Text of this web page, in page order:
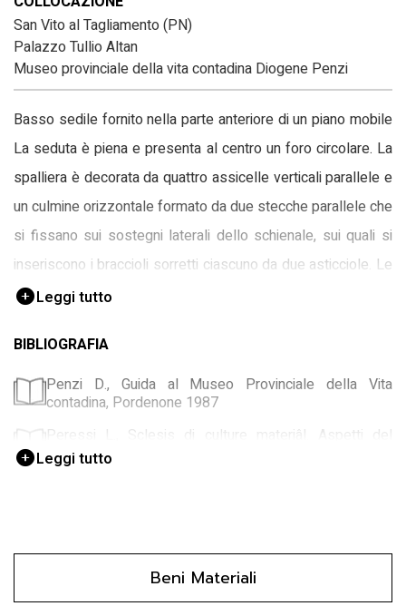
San Vito al Tagliamento (PN)
Palazzo Tullio Altan
Museo provinciale della vita contadina Diogene Penzi
Basso sedile fornito nella parte anteriore di un piano mobile
La seduta è piena e presenta al centro un foro circolare. La
spalliera è decorata da quattro assicelle verticali parallele e
un culmine orizzontale formato da due stecche parallele che
si fissano sui sostegni laterali dello schienale, sui quali si
inseriscono i braccioli sorretti ciascuno da due asticciole. Le
quattro gambe, dotate di traverse di rinforzo anteriormente e
consentono l’oscillazione avanti e indietro; l’assicella che li
unisce anteriormente ha funzione di poggiapiedi.
Leggi tutto
BIBLIOGRAFIA
Penzi D., Guida al Museo Provinciale della Vita
contadina, Pordenone 1987
Peressi L., Sclesis di culture materiâl. Aspetti del
lavoro e della vita tradizionali in Friuli, Udine 2011
Leggi tutto
Beni Materiali